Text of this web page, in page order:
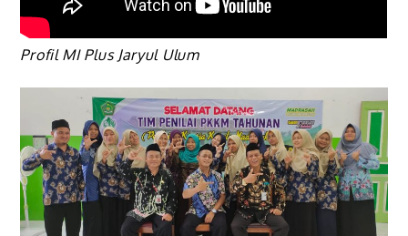
Profil MI Plus Jaryul Ulum